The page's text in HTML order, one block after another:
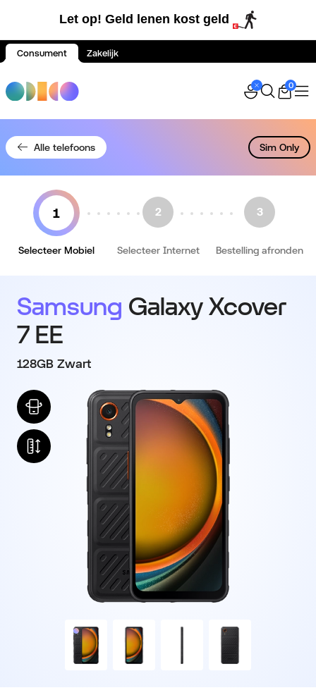
Let op! Geld lenen kost geld
Consument Zakelijk
0
Alle telefoons Sim Only
Selecteer Mobiel Selecteer Internet Bestelling afronden
Samsung Galaxy Xcover
7 EE
128GB Zwart